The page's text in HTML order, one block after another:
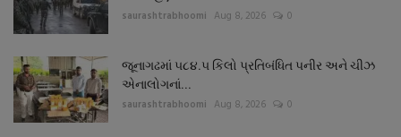
saurashtrabhoomi Aug 8, 2026 0
જૂનાગઢમાં ૫૮૪.૫ કિલો પ્રતિબંધિત પનીર અને ચીઝ
એનાલોગનાં...
saurashtrabhoomi Aug 8, 2026 0